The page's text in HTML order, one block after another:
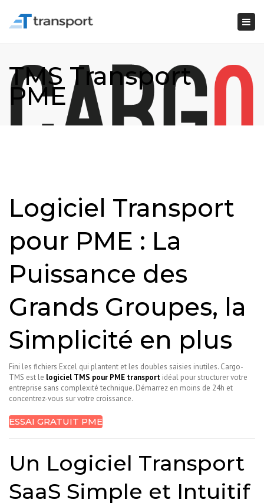
TMS Transport
PME
Logiciel Transport
pour PME : La
Puissance des
Grands Groupes, la
Simplicité en plus
Fini les fichiers Excel qui plantent et les doubles saisies inutiles. Cargo-
TMS est le logiciel TMS pour PME transport idéal pour structurer votre
entreprise sans complexité technique. Démarrez en moins de 24h et
concentrez-vous sur votre croissance.
ESSAI GRATUIT PME
Un Logiciel Transport
SaaS Simple et Intuitif